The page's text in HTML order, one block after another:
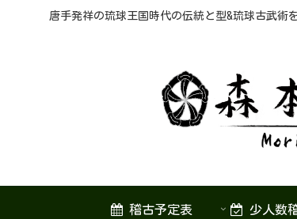
唐手発祥の琉球王国時代の伝統と型&琉球古武術
稽古予定表 少人数